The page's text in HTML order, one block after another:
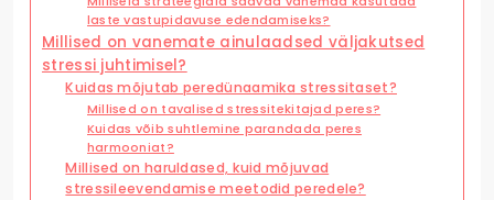
laste vastupidavuse edendamiseks?
Millised on vanemate ainulaadsed väljakutsed
stressi juhtimisel?
Kuidas mõjutab peredünaamika stressitaset?
Millised on tavalised stressitekitajad peres?
Kuidas võib suhtlemine parandada peres
harmooniat?
Millised on haruldased, kuid mõjuvad
stressileevendamise meetodid peredele?